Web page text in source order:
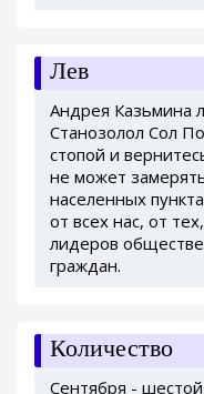
Лев
Андрея Казьмина
Станозолол Сол
стопой и
не может
населенных
от всех нас, от
лидеров
граждан.
Количество
Сентября -